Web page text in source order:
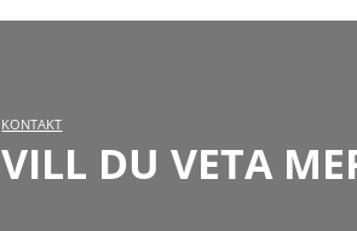
KONTAKT
VILL DU VETA